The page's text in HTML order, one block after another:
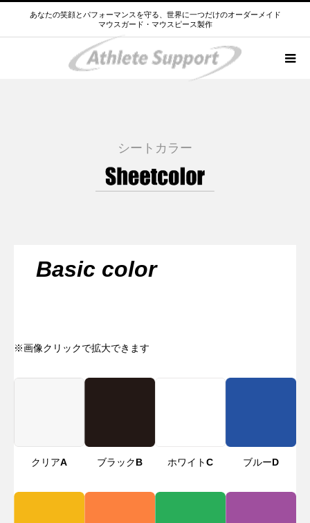
あなたの笑顔とパフォーマンスを守る、世界に一つだけのオーダーメイド
マウスガード・マウスピース製作
シートカラー
Basic color
※画像クリックで拡大できます
クリアA ブラックB ホワイトC ブルーD